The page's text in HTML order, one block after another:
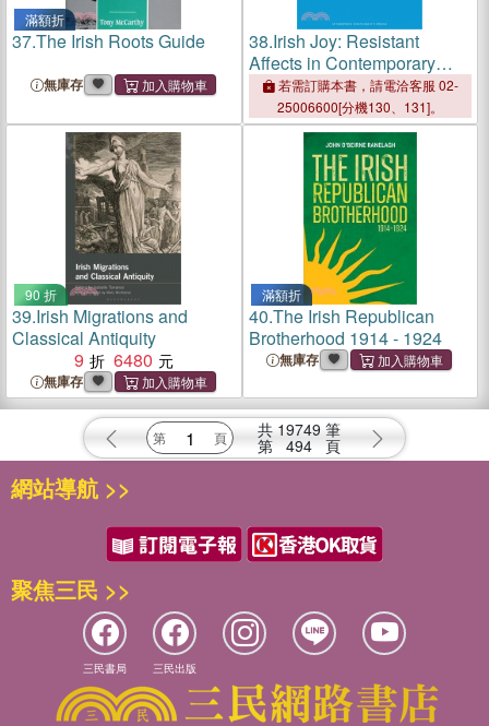
滿額折
37.The Irish Roots Guide
無庫存
38.Irish Joy: Resistant
Affects in Contemporary
Irish Literature and Culture
若需訂購本書，請電洽客服 02-
25006600[分機130、131]。
90 折
39.Irish Migrations and
Classical Antiquity
9
6480
無庫存
滿額折
40.The Irish Republican
Brotherhood 1914 - 1924
無庫存
共 19749 筆
第 494 頁
網站導航 >>
聚焦三民 >>
三民書局 三民出版